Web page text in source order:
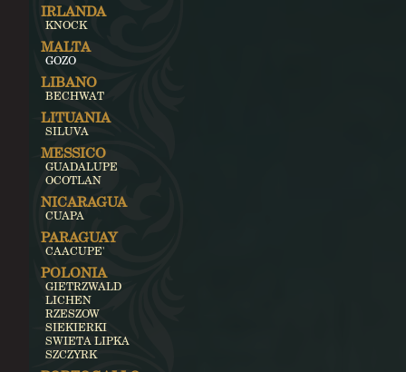
IRLANDA
KNOCK
MALTA
GOZO
LIBANO
BECHWAT
LITUANIA
SILUVA
MESSICO
GUADALUPE
OCOTLAN
NICARAGUA
CUAPA
PARAGUAY
CAACUPE'
POLONIA
GIETRZWALD
LICHEN
RZESZOW
SIEKIERKI
SWIETA LIPKA
SZCZYRK